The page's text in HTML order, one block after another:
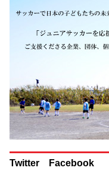
Twitter Facebook